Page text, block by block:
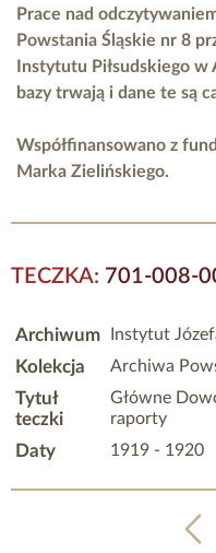
Prace nad
Powstania Śląskie nr 8
Instytutu Piłsudskiego
bazy trwają i dane te są
Współfinansowano z
Marka Zielińskiego.
TECZKA: 701-008-
Archiwum Instytut
Kolekcja Archiwa
Tytuł
teczki
Główne
raporty
Daty 1919 - 1920